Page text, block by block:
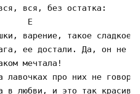
вся, без остатка:
E
варение, такое сладкое!
ее достали. Да, он не
мечтала!
лавочках про них не
в любви, и это так